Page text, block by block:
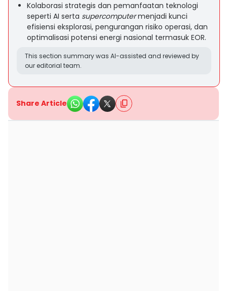
Kolaborasi strategis dan pemanfaatan teknologi
seperti AI serta supercomputermenjadi kunci
efisiensi eksplorasi, pengurangan risiko operasi, dan
optimalisasi potensi energi nasional termasuk EOR.
This section summary was AI-assisted and reviewed by
our editorial team.
Share Article